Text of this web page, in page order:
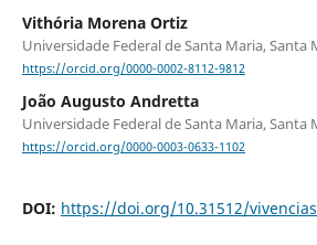
Vithória Morena Ortiz
Universidade Federal de Santa Maria, Santa
https://orcid.org/0000-0002-8112-9812
João Augusto Andretta
Universidade Federal de Santa Maria, Santa
https://orcid.org/0000-0003-0633-1102
DOI: https://doi.org/10.31512/